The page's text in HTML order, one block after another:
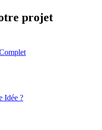
projet
Idée ?